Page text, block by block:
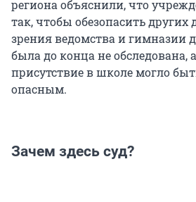
региона объяснили, что
так, чтобы обезопасить других
зрения ведомства и гимназии
была до конца не обследована,
присутствие в школе могло
опасным.
Зачем здесь суд?